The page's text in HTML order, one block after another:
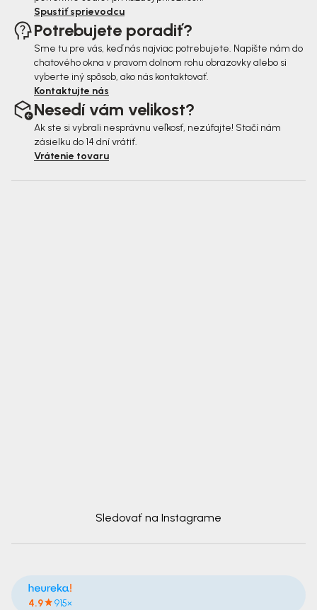
Spustiť sprievodcu
Potrebujete poradiť?
Sme tu pre vás, keď nás najviac potrebujete. Napíšte nám do
chatového okna v pravom dolnom rohu obrazovky alebo si
vyberte iný spôsob, ako nás kontaktovať.
Kontaktujte nás
Nesedí vám velikost?
Ak ste si vybrali nesprávnu veľkosť, nezúfajte! Stačí nám
zásielku do 14 dní vrátiť.
Vrátenie tovaru
Sledovať na Instagrame
4.9 915×